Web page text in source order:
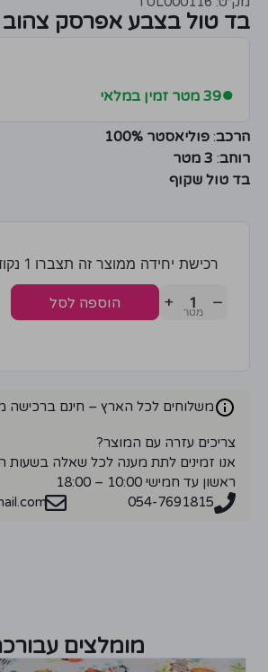
בד טול בצבע אפרסק צהוב
●39 מטר זמין במלאי
הרכב: פוליאסטר 100%
רוחב: 3 מטר
בד טול שקוף
רכישת יחידה ממוצר זה תצברו 1 נקודה!
−
+ הוספה לסל
משלוחים לכל הארץ – חינם ברכישה מעל 350
צריכים עזרה עם המוצר?
אנו זמינים לתת מענה לכל שאלה בשעות
ראשון עד חמישי 10:00 – 18:00
054-7691815
מומלצים